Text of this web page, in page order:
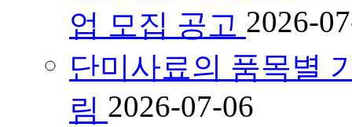
업 모집 공고 2026-
단미사료의 품목별
림 2026-07-06